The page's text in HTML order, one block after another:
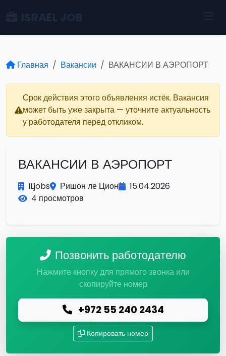
Главная Вакансии ВАКАНСИИ В АЭРОПОРТ
Срок действия этого объявления истёк. Вакансия
может быть уже закрыта — уточните актуальность
у работодателя перед откликом.
ВАКАНСИИ В АЭРОПОРТ
ILjobs Ришон ле Цион
15.04.2026
4 просмотров
Позвонить работодателю
Нажмите кнопку для прямого звонка или
скопируйте номер
+972 55 240 2434
Копировать номер